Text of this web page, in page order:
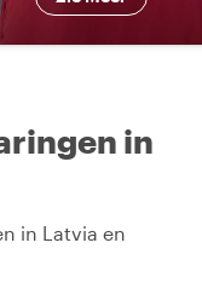
in
in Latvia en